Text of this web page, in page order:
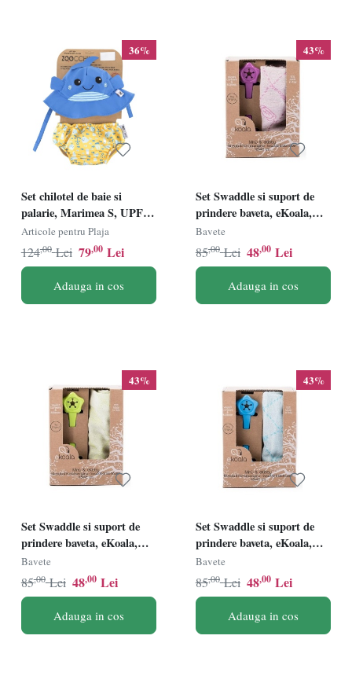
36%
Set chilotel de baie si
palarie, Marimea S, UPF
50+, Zoocchini, Whale
Articole pentru Plaja
79,00 Lei
124,00 Lei
Adauga in cos
43%
Set Swaddle si suport de
prindere baveta, eKoala,
Purple
Bavete
48,00 Lei
85,00 Lei
Adauga in cos
43%
Set Swaddle si suport de
prindere baveta, eKoala,
Green
Bavete
48,00 Lei
85,00 Lei
Adauga in cos
43%
Set Swaddle si suport de
prindere baveta, eKoala,
Blue
Bavete
48,00 Lei
85,00 Lei
Adauga in cos